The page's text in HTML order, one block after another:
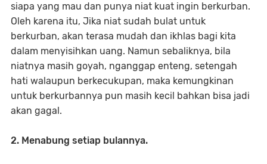
siapa yang mau dan punya niat kuat ingin berkurban.
Oleh karena itu, Jika niat sudah bulat untuk
berkurban, akan terasa mudah dan ikhlas bagi kita
dalam menyisihkan uang. Namun sebaliknya, bila
niatnya masih goyah, nganggap enteng, setengah
hati walaupun berkecukupan, maka kemungkinan
untuk berkurbannya pun masih kecil bahkan bisa jadi
akan gagal.
2. Menabung setiap bulannya.